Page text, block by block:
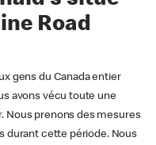
Road
gens du Canada entier
avons vécu toute une
Nous prenons des mesures
durant cette période. Nous